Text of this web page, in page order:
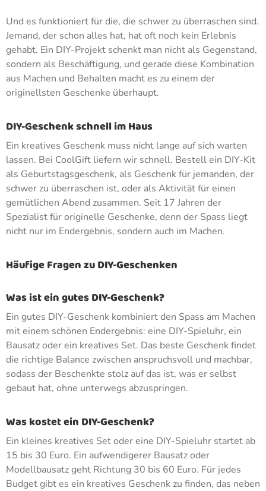
Und es funktioniert für die, die schwer zu überraschen sind.
Jemand, der schon alles hat, hat oft noch kein Erlebnis
gehabt. Ein DIY-Projekt schenkt man nicht als Gegenstand,
sondern als Beschäftigung, und gerade diese Kombination
aus Machen und Behalten macht es zu einem der
originellsten Geschenke überhaupt.
DIY-Geschenk schnell im Haus
Ein kreatives Geschenk muss nicht lange auf sich warten
lassen. Bei CoolGift liefern wir schnell. Bestell ein DIY-Kit
als Geburtstagsgeschenk, als Geschenk für jemanden, der
schwer zu überraschen ist, oder als Aktivität für einen
gemütlichen Abend zusammen. Seit 17 Jahren der
Spezialist für originelle Geschenke, denn der Spass liegt
nicht nur im Endergebnis, sondern auch im Machen.
Häufige Fragen zu DIY-Geschenken
Was ist ein gutes DIY-Geschenk?
Ein gutes DIY-Geschenk kombiniert den Spass am Machen
mit einem schönen Endergebnis: eine DIY-Spieluhr, ein
Bausatz oder ein kreatives Set. Das beste Geschenk findet
die richtige Balance zwischen anspruchsvoll und machbar,
sodass der Beschenkte stolz auf das ist, was er selbst
gebaut hat, ohne unterwegs abzuspringen.
Was kostet ein DIY-Geschenk?
Ein kleines kreatives Set oder eine DIY-Spieluhr startet ab
15 bis 30 Euro. Ein aufwendigerer Bausatz oder
Modellbausatz geht Richtung 30 bis 60 Euro. Für jedes
Budget gibt es ein kreatives Geschenk zu finden, das neben